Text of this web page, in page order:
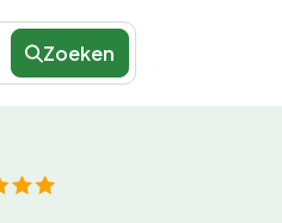
Zoeken